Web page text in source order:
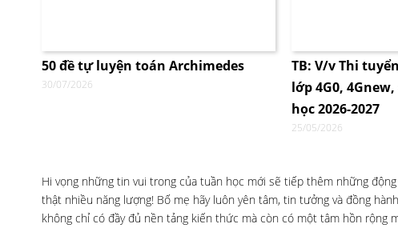
50 đề tự luyện toán Archimedes
30/07/2026
TB: V/v Thi
lớp 4G0, 4Gnew,
học 2026-2027
25/05/2026
Hi vọng những tin vui trong của tuần học mới sẽ tiếp thêm những
thật nhiều năng lượng! Bố mẹ hãy luôn yên tâm, tin tưởng và đồng
không chỉ có đầy đủ nền tảng kiến thức mà còn có một tâm hồn